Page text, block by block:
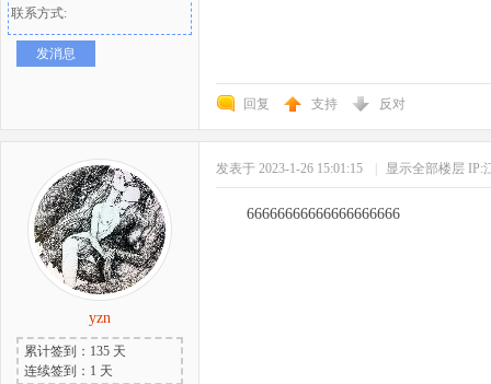
联系方式:
发消息
回复 支持 反对
yzn
累计签到：135 天
连续签到：1 天
发表于 2023-1-26 15:01:15 显示全部楼层 IP:
66666666666666666666